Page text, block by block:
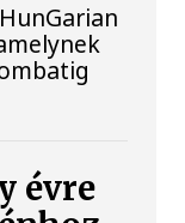
évre